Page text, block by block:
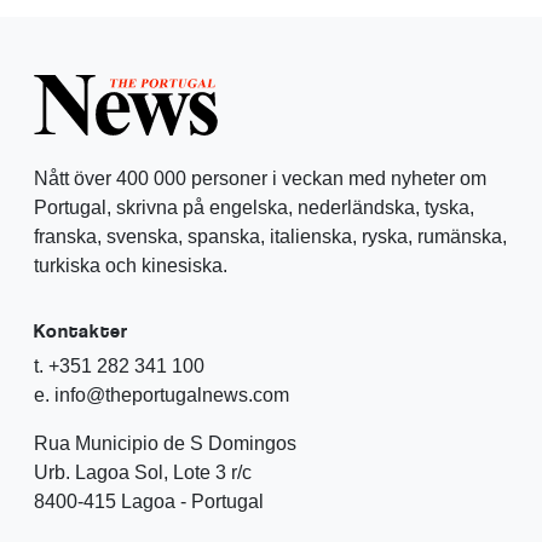
Nått över 400 000 personer i veckan med nyheter om
Portugal, skrivna på engelska, nederländska, tyska,
franska, svenska, spanska, italienska, ryska, rumänska,
turkiska och kinesiska.
Kontakter
t. +351 282 341 100
e. info@theportugalnews.com
Rua Municipio de S Domingos
Urb. Lagoa Sol, Lote 3 r/c
8400-415 Lagoa - Portugal